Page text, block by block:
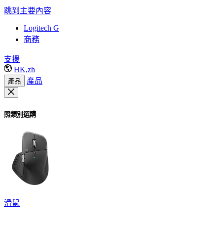
跳到主要內容
Logitech G
商務
支援
HK,zh
產品 產品
照類別選購
滑鼠